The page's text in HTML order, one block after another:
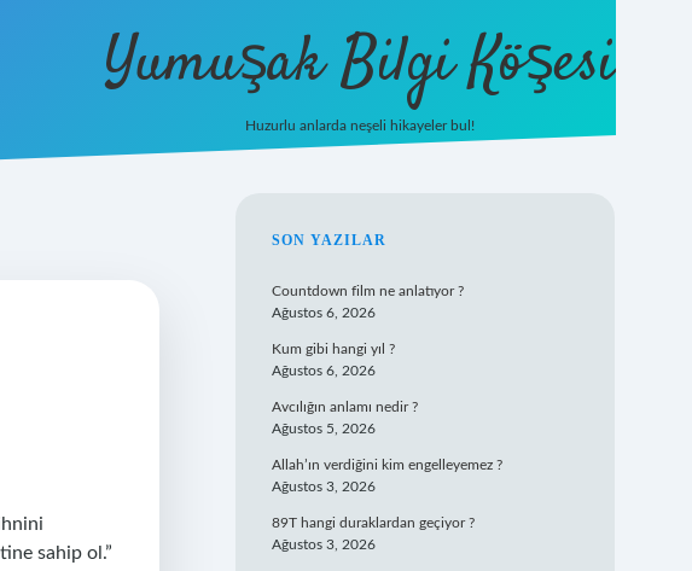
Yumuşak Bilgi Köşesi
Huzurlu anlarda neşeli hikayeler bul!
sahip ol.”
SIDEBAR
SON YAZILAR
Countdown film ne anlatıyor ?
Ağustos 6, 2026
Kum gibi hangi yıl ?
Ağustos 6, 2026
Avcılığın anlamı nedir ?
Ağustos 5, 2026
Allah’ın verdiğini kim engelleyemez ?
Ağustos 3, 2026
89T hangi duraklardan geçiyor ?
Ağustos 3, 2026